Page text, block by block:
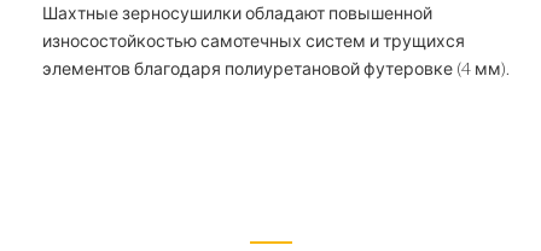
Шахтные зерносушилки обладают повышенной
износостойкостью самотечных систем и трущихся
элементов благодаря полиуретановой футеровке (4 мм).